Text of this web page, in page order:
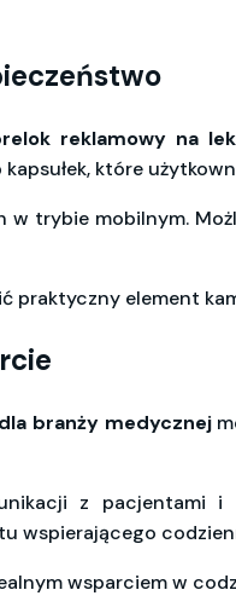
reklamowy na
które
trybie mobilnym.
praktyczny element
branży medycznej
z pacjentami
wspierającego
wsparciem w